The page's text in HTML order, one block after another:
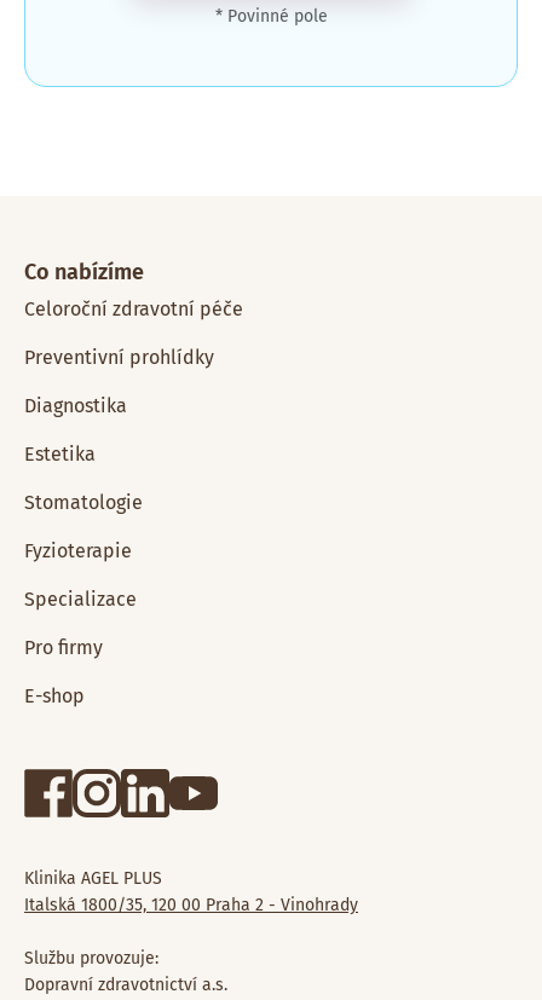
* Povinné pole
Klinika AGEL PLUS
Italská 1800/35, 120 00 Praha 2 - Vinohrady
Službu provozuje:
Dopravní zdravotnictví a.s.
Co nabízíme
Celoroční zdravotní péče
Preventivní prohlídky
Diagnostika
Estetika
Stomatologie
Fyzioterapie
Specializace
Pro firmy
E-shop